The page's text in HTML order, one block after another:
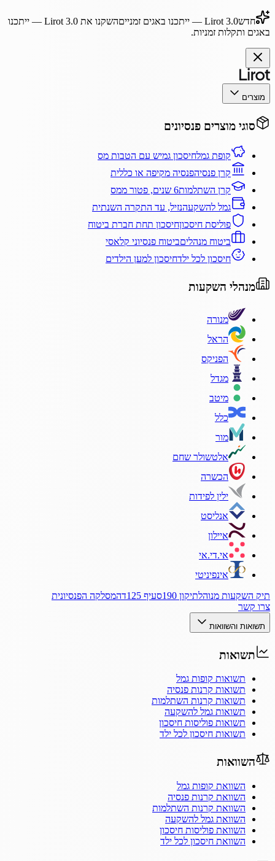
חדשLirot 3.0 — ייתכנו באגים זמנייםהשקנו את Lirot 3.0— ייתכנו
באגים ותקלות זמניות.
מוצרים
סוגי מוצרים פנסיונים
קופת גמלחיסכון גמיש עם הטבות מס
קרן פנסיהפנסיה מקיפה או כללית
קרן השתלמות6 שנים, פטור ממס
גמל להשקעהנזיל, עד התקרה השנתית
פוליסת חיסכוןחיסכון תחת חברת ביטוח
ביטוח מנהליםביטוח פנסיוני קלאסי
חיסכון לכל ילדחיסכון למען הילדים
מנהלי השקעות
מנורה
הראל
הפניקס
מגדל
מיטב
כלל
מור
אלטשולר שחם
הכשרה
ילין לפידות
אנליסט
איילון
אי.די.אי
אינפיניטי
תיק השקעות מנוהלתיקון 190 סעיף 125ד
המסלקה הפנסיונית
צרו קשר
תשואות והשוואות
תשואות
תשואות קופות גמל
תשואות קרנות פנסיה
תשואות קרנות השתלמות
תשואות גמל להשקעה
תשואות פוליסות חיסכון
תשואות חיסכון לכל ילד
השוואות
השוואת קופות גמל
השוואת קרנות פנסיה
השוואת קרנות השתלמות
השוואת גמל להשקעה
השוואת פוליסות חיסכון
השוואת חיסכון לכל ילד